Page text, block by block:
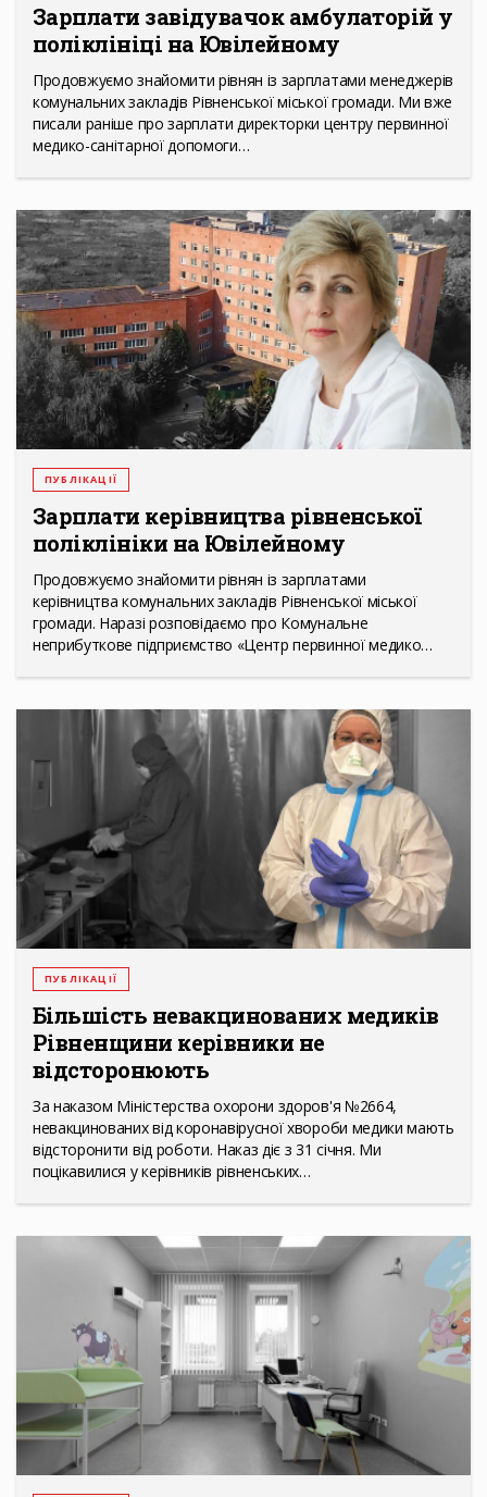
Зарплати завідувачок амбулаторій у
поліклініці на Ювілейному
Продовжуємо знайомити рівнян із зарплатами менеджерів
комунальних закладів Рівненської міської громади. Ми вже
писали раніше про зарплати директорки центру первинної
медико-санітарної допомоги…
ПУБЛІКАЦІЇ
Зарплати керівництва рівненської
поліклініки на Ювілейному
Продовжуємо знайомити рівнян із зарплатами
керівництва комунальних закладів Рівненської міської
громади. Наразі розповідаємо про Комунальне
неприбуткове підприємство «Центр первинної медико…
ПУБЛІКАЦІЇ
Більшість невакцинованих медиків
Рівненщини керівники не
відсторонюють
За наказом Міністерства охорони здоров'я №2664,
невакцинованих від коронавірусної хвороби медики мають
відсторонити від роботи. Наказ діє з 31 січня. Ми
поцікавилися у керівників рівненських…